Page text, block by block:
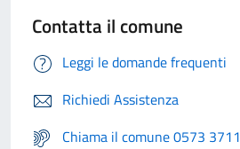
Contatta il comune
Leggi le domande frequenti
Richiedi Assistenza
Chiama il comune 0573 3711